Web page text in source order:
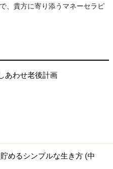
、貴方に寄り添うマネーセラピ
あわせ老後計画
めるシンプルな生き方 (中